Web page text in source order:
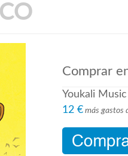
Comprar
Youkali Music
12 € más gastos